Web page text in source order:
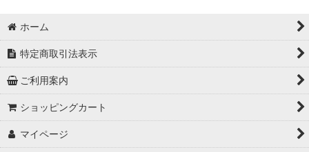
ホーム
特定商取引法表示
ご利用案内
ショッピングカート
マイページ